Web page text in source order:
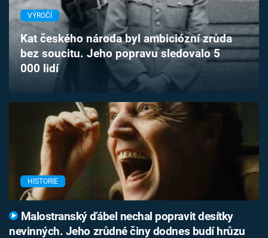
Časopis
Sledujte prima+
Sledujte nás
VÝROČÍ
Kat českého národa byl ambiciózní zrůda
bez soucitu. Jeho popravu sledovalo 5
000 lidí
HISTORIE
Malostranský ďábel nechal popravit desítky
nevinných. Jeho zrůdné činy dodnes budí hrůzu